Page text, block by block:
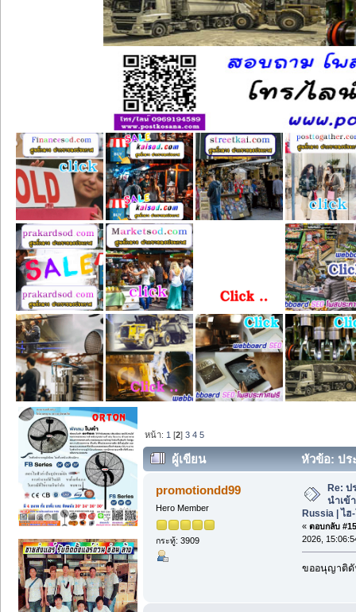
หน้า: 1 [2]3 4 5
ผู้เขียน
หัวข้อ: ปร
Russia | ไฮ-โปรเจค 1990 (อ่าน 1006
promotiondd99
Hero Member
กระทู้: 3909
Re: ป
นำเข้
Russia | ไฮ
« ตอบกลับ
2026,
ขออนุญาติ